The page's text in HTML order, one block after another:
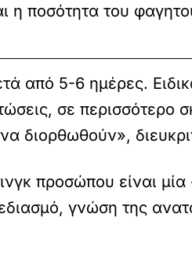
η ποσότητα του
από 5-6 ημέρες.
σε
διορθωθούν»,
προσώπου είναι
γνώση της